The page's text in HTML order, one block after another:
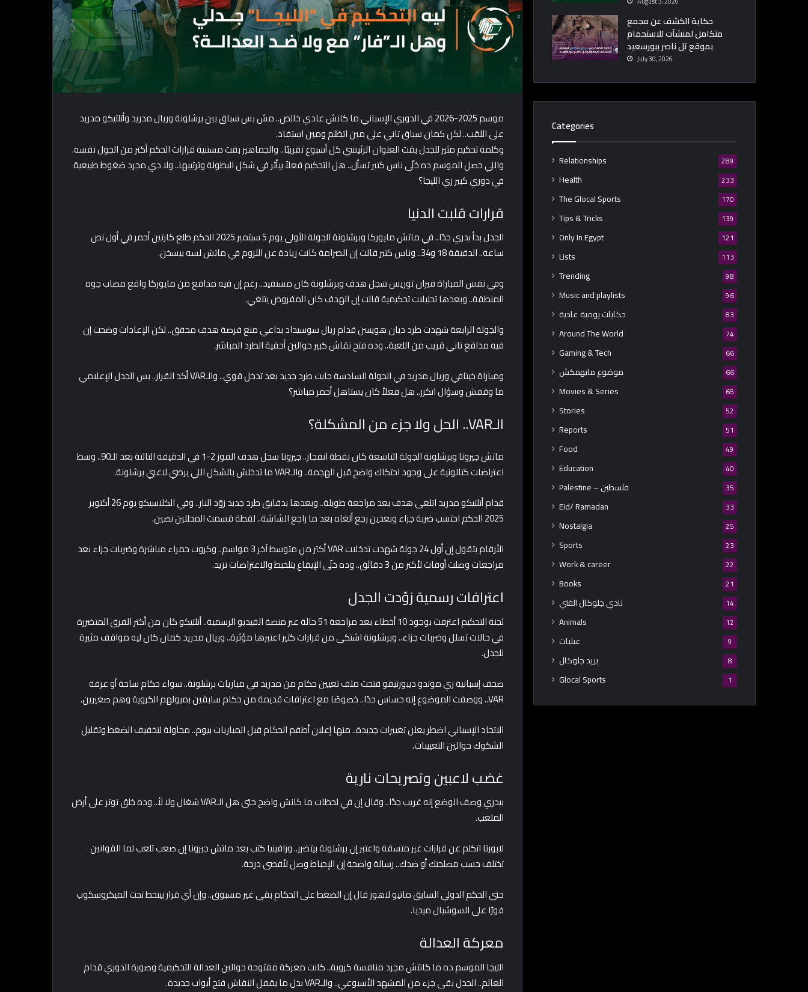
موسم 2025-2026 في الدوري الإسباني ما كانش عادي خالص.. مش بس سباق بين برشلونة وريال مدريد وأتلتيكو مدريد
على اللقب.. لكن كمان سباق تاني على مين اتظلم ومين استفاد.
وكلمة تحكيم مثير للجدل بقت العنوان الرئيسي كل أسبوع تقريبًا.. والجماهير بقت مستنية قرارات الحكم أكتر من الجول نفسه.
واللي حصل الموسم ده خلّى ناس كتير تسأل.. هل التحكيم فعلاً بيأثر في شكل البطولة وترتيبها.. ولا دي مجرد ضغوط طبيعية
في دوري كبير زي الليجا؟
قرارات قلبت الدنيا
الجدل بدأ بدري جدًا.. في ماتش مايوركا وبرشلونة الجولة الأولى يوم 5 سبتمبر 2025 الحكم طلع كارتين أحمر في أول نص
ساعة.. الدقيقة 18 و34.. وناس كتير قالت إن الصرامة كانت زيادة عن اللزوم في ماتش لسه بيسخن.
وفي نفس المباراة فيران توريس سجل هدف وبرشلونة كان مستفيد.. رغم إن فيه مدافع من مايوركا واقع مصاب جوه
المنطقة.. وبعدها تحليلات تحكيمية قالت إن الهدف كان المفروض يتلغي.
والجولة الرابعة شهدت طرد ديان هويسن قدام ريال سوسيداد بداعي منع فرصة هدف محقق.. لكن الإعادات وضحت إن
فيه مدافع تاني قريب من اللعبة.. وده فتح نقاش كبير حوالين أحقية الطرد المباشر.
ومباراة خيتافي وريال مدريد في الجولة السادسة جابت طرد جديد بعد تدخل قوي.. والـVAR أكد القرار.. بس الجدل الإعلامي
ما وقفش وسؤال اتكرر.. هل فعلاً كان يستاهل أحمر مباشر؟
الـVAR.. الحل ولا جزء من المشكلة؟
ماتش جيرونا وبرشلونة الجولة التاسعة كان نقطة انفجار.. جيرونا سجل هدف الفوز 2-1 في الدقيقة التالتة بعد الـ90.. وسط
اعتراضات كتالونية على وجود احتكاك واضح قبل الهجمة.. والـVAR ما تدخلش بالشكل اللي يرضي لاعبي برشلونة.
قدام أتلتيكو مدريد اتلغى هدف بعد مراجعة طويلة.. وبعدها بدقايق طرد جديد زوّد النار.. وفي الكلاسيكو يوم 26 أكتوبر
2025 الحكم احتسب ضربة جزاء وبعدين رجع ألغاه بعد ما راجع الشاشة.. لقطة قسمت المحللين نصين.
الأرقام بتقول إن أول 24 جولة شهدت تدخلات VAR أكتر من متوسط آخر 3 مواسم.. وكروت حمراء مباشرة وضربات جزاء بعد
مراجعات وصلت أوقات لأكتر من 3 دقائق.. وده خلّى الإيقاع يتلخبط والاعتراضات تزيد.
اعترافات رسمية زوّدت الجدل
لجنة التحكيم اعترفت بوجود 10 أخطاء بعد مراجعة 51 حالة عبر منصة الفيديو الرسمية.. أتلتيكو كان من أكتر الفرق المتضررة
في حالات تسلل وضربات جزاء.. وبرشلونة اشتكى من قرارات كتير اعتبرها مؤثرة.. وريال مدريد كمان كان ليه مواقف مثيرة
للجدل.
صحف إسبانية زي موندو ديبورتيفو فتحت ملف تعيين حكام من مدريد في مباريات برشلونة.. سواء حكام ساحة أو غرفة
VAR.. ووصفت الموضوع إنه حساس جدًا.. خصوصًا مع اعترافات قديمة من حكام سابقين بميولهم الكروية وهم صغيرين.
الاتحاد الإسباني اضطر يعلن تغييرات جديدة.. منها إعلان أطقم الحكام قبل المباريات بيوم.. محاولة لتخفيف الضغط وتقليل
الشكوك حوالين التعيينات.
غضب لاعبين وتصريحات نارية
بيدري وصف الوضع إنه غريب جدًا.. وقال إن في لحظات ما كانش واضح حتى هل الـVAR شغال ولا لأ.. وده خلق توتر على أرض
الملعب.
لابورتا اتكلم عن قرارات غير متسقة واعتبر إن برشلونة بيتضرر.. ورافينيا كتب بعد ماتش جيرونا إن صعب تلعب لما القوانين
تختلف حسب مصلحتك أو ضدك.. رسالة واضحة إن الإحباط وصل لأقصى درجة.
حتى الحكم الدولي السابق ماتيو لاهوز قال إن الضغط على الحكام بقى غير مسبوق.. وإن أي قرار بيتحط تحت الميكروسكوب
فورًا على السوشيال ميديا.
معركة العدالة
الليجا الموسم ده ما كانتش مجرد منافسة كروية.. كانت معركة مفتوحة حوالين العدالة التحكيمية وصورة الدوري قدام
العالم.. الجدل بقى جزء من المشهد الأسبوعي.. والـVAR بدل ما يقفل النقاش فتح أبواب جديدة.
حكاية الكشف عن مجمع
متكامل لمنشآت للاستحمام
بموقع تل ناصر ببورسعيد
July 30, 2026
Categories
Relationships 289
Health 233
The Glocal Sports 170
Tips & Tricks 139
Only In Egypt 121
Lists 113
Trending 98
Music and playlists 96
حكايات يومية عادية 83
Around The World 74
Gaming & Tech 66
موضوع مايهمكش 66
Movies & Series 65
Stories 52
Reports 51
Food 49
Education 40
Palestine – فلسطين 35
Eid/ Ramadan 33
Nostalgia 25
Sports 23
Work & career 22
Books 21
نادي جلوكال الفني 14
Animals 12
عبثيات 9
بريد جلوكال 8
Glocal Sports 1